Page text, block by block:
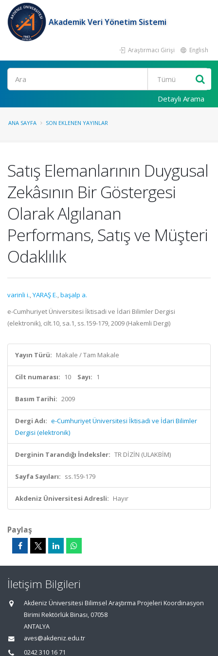
Akademik Veri Yönetim Sistemi
Araştırmacı Girişi English
Ara
Detaylı Arama
ANA SAYFA SON EKLENEN YAYINLAR
Satış Elemanlarının Duygusal
Zekâsının Bir Göstergesi
Olarak Algılanan
Performans, Satış ve Müşteri
Odaklılık
varinli i.,YARAŞ E.,başalp a.
e-Cumhuriyet Üniversitesi İktisadi ve İdari Bilimler Dergisi
(elektronik), cilt.10, sa.1, ss.159-179, 2009 (Hakemli Dergi)
Yayın Türü: Makale / Tam Makale
Cilt numarası: 10 Sayı: 1
Basım Tarihi: 2009
Dergi Adı: e-Cumhuriyet Üniversitesi İktisadi ve İdari Bilimler
Dergisi (elektronik)
Derginin Tarandığı İndeksler: TR DİZİN (ULAKBİM)
Sayfa Sayıları: ss.159-179
Akdeniz Üniversitesi Adresli: Hayır
Paylaş
İletişim Bilgileri
Akdeniz Üniversitesi Bilimsel Araştırma Projeleri Koordinasyon
Birimi Rektörlük Binası, 07058
ANTALYA
aves@akdeniz.edu.tr
0242 310 16 71